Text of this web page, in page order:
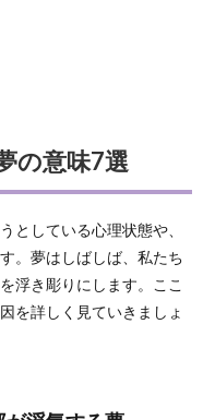
の意味7選
としている心理状態や、
。夢はしばしば、私たち
浮き彫りにします。ここ
を詳しく見ていきましょ